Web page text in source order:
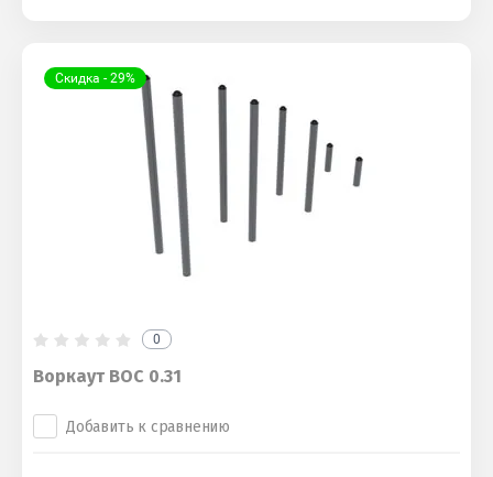
Скидка - 29%
0
Воркаут ВОС 0.31
Добавить к сравнению